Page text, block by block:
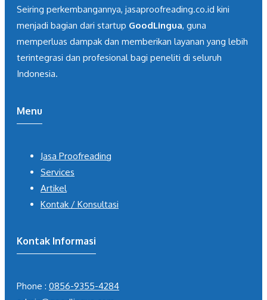
Seiring perkembangannya, jasaproofreading.co.id kini
menjadi bagian dari startup GoodLingua, guna
memperluas dampak dan memberikan layanan yang lebih
terintegrasi dan profesional bagi peneliti di seluruh
Indonesia.
Menu
Jasa Proofreading
Services
Artikel
Kontak / Konsultasi
Kontak Informasi
Phone : 0856-9355-4284